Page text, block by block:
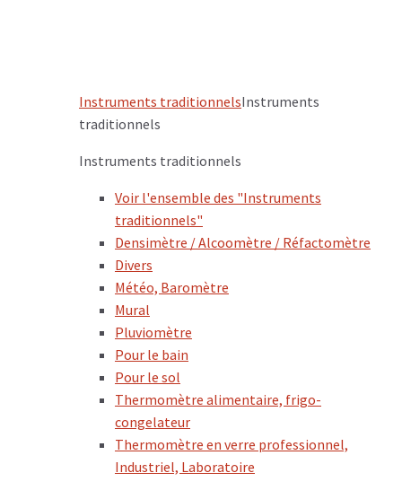
Instruments traditionnelsInstruments
traditionnels
Instruments traditionnels
Voir l'ensemble des "Instruments
traditionnels"
Densimètre / Alcoomètre / Réfactomètre
Divers
Météo, Baromètre
Mural
Pluviomètre
Pour le bain
Pour le sol
Thermomètre alimentaire, frigo-
congelateur
Thermomètre en verre professionnel,
Industriel, Laboratoire